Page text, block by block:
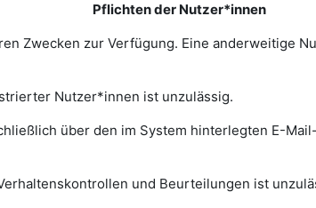
Pflichten der Nutzer*innen
Zwecken zur Verfügung. Eine anderweitige
Nutzer*innen ist unzulässig.
über den im System hinterlegten E-
und Beurteilungen ist